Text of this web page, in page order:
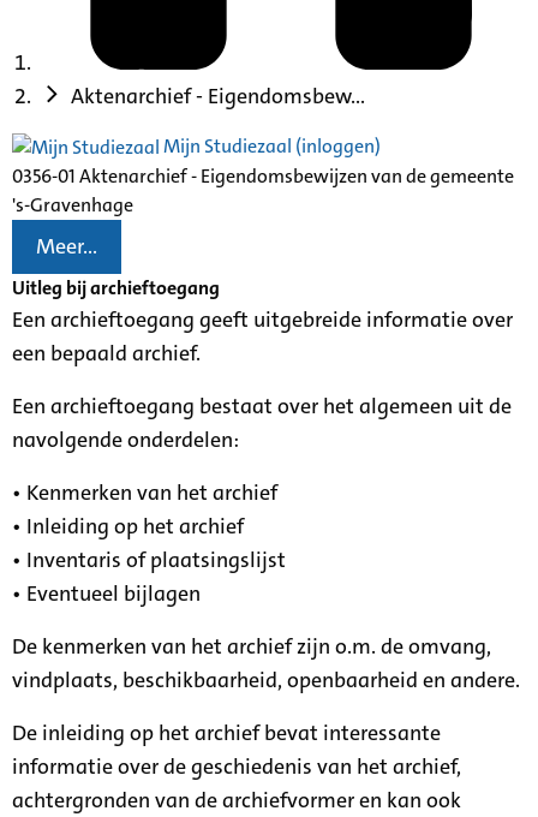
Aktenarchief - Eigendomsbew...
Mijn Studiezaal (inloggen)
0356-01 Aktenarchief - Eigendomsbewijzen van de gemeente
's-Gravenhage
Meer...
Uitleg bij archieftoegang
Een archieftoegang geeft uitgebreide informatie over
een bepaald archief.
Een archieftoegang bestaat over het algemeen uit de
navolgende onderdelen:
• Kenmerken van het archief
• Inleiding op het archief
• Inventaris of plaatsingslijst
• Eventueel bijlagen
De kenmerken van het archief zijn o.m. de omvang,
vindplaats, beschikbaarheid, openbaarheid en andere.
De inleiding op het archief bevat interessante
informatie over de geschiedenis van het archief,
achtergronden van de archiefvormer en kan ook